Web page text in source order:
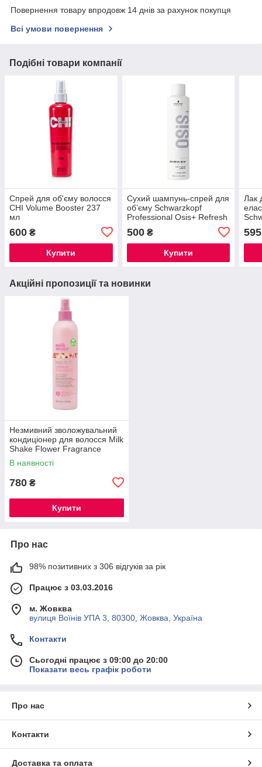
Повернення товару впродовж 14 днів за рахунок покупця
Всі умови повернення
Подібні товари компанії
Спрей для об'єму волосся
CHI Volume Booster 237
мл
600 ₴
Купити
Сухий шампунь-спрей для
об’єму Schwarzkopf
Professional Osis+ Refresh
500₴
Купити
Лак
595
Акційні пропозиції та новинки
Незмивний зволожувальний
кондиціонер для волосся Milk
Shake Flower Fragrance
Leave In Conditioner, 350 мл
В наявності
780 ₴
Купити
Про нас
98% позитивних з 306 відгуків за рік
Працює з 03.03.2016
м. Жовква
вулиця Воїнів УПА 3, 80300, Жовква, Україна
Контакти
Сьогодні працює з 09:00 до 20:00
Показати весь графік роботи
Про нас
Контакти
Доставка та оплата